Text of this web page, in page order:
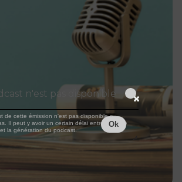
n'est pas disponible
de cette émission n'est pas disponible ou
Il peut y avoir un certain délai entre la fin de
la génération du podcast.
Ok